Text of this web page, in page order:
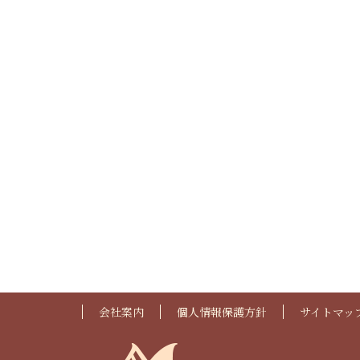
会社案内 個人情報保護方針 サイトマッ